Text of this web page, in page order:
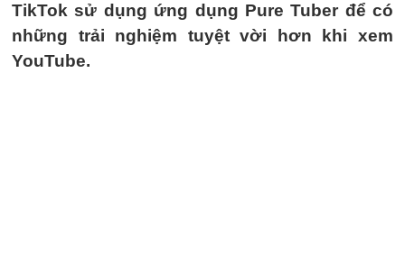
TikTok sử dụng ứng dụng Pure Tuber để có
những trải nghiệm tuyệt vời hơn khi xem
YouTube.